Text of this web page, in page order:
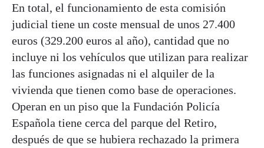
En total, el funcionamiento de esta comisión
judicial tiene un coste mensual de unos 27.400
euros (329.200 euros al año), cantidad que no
incluye ni los vehículos que utilizan para realizar
las funciones asignadas ni el alquiler de la
vivienda que tienen como base de operaciones.
Operan en un piso que la Fundación Policía
Española tiene cerca del parque del Retiro,
después de que se hubiera rechazado la primera